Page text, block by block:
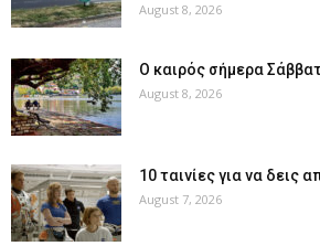
August 8, 2026
Ο καιρός σήμερα
August 8, 2026
10 ταινίες για να δεις
August 7, 2026